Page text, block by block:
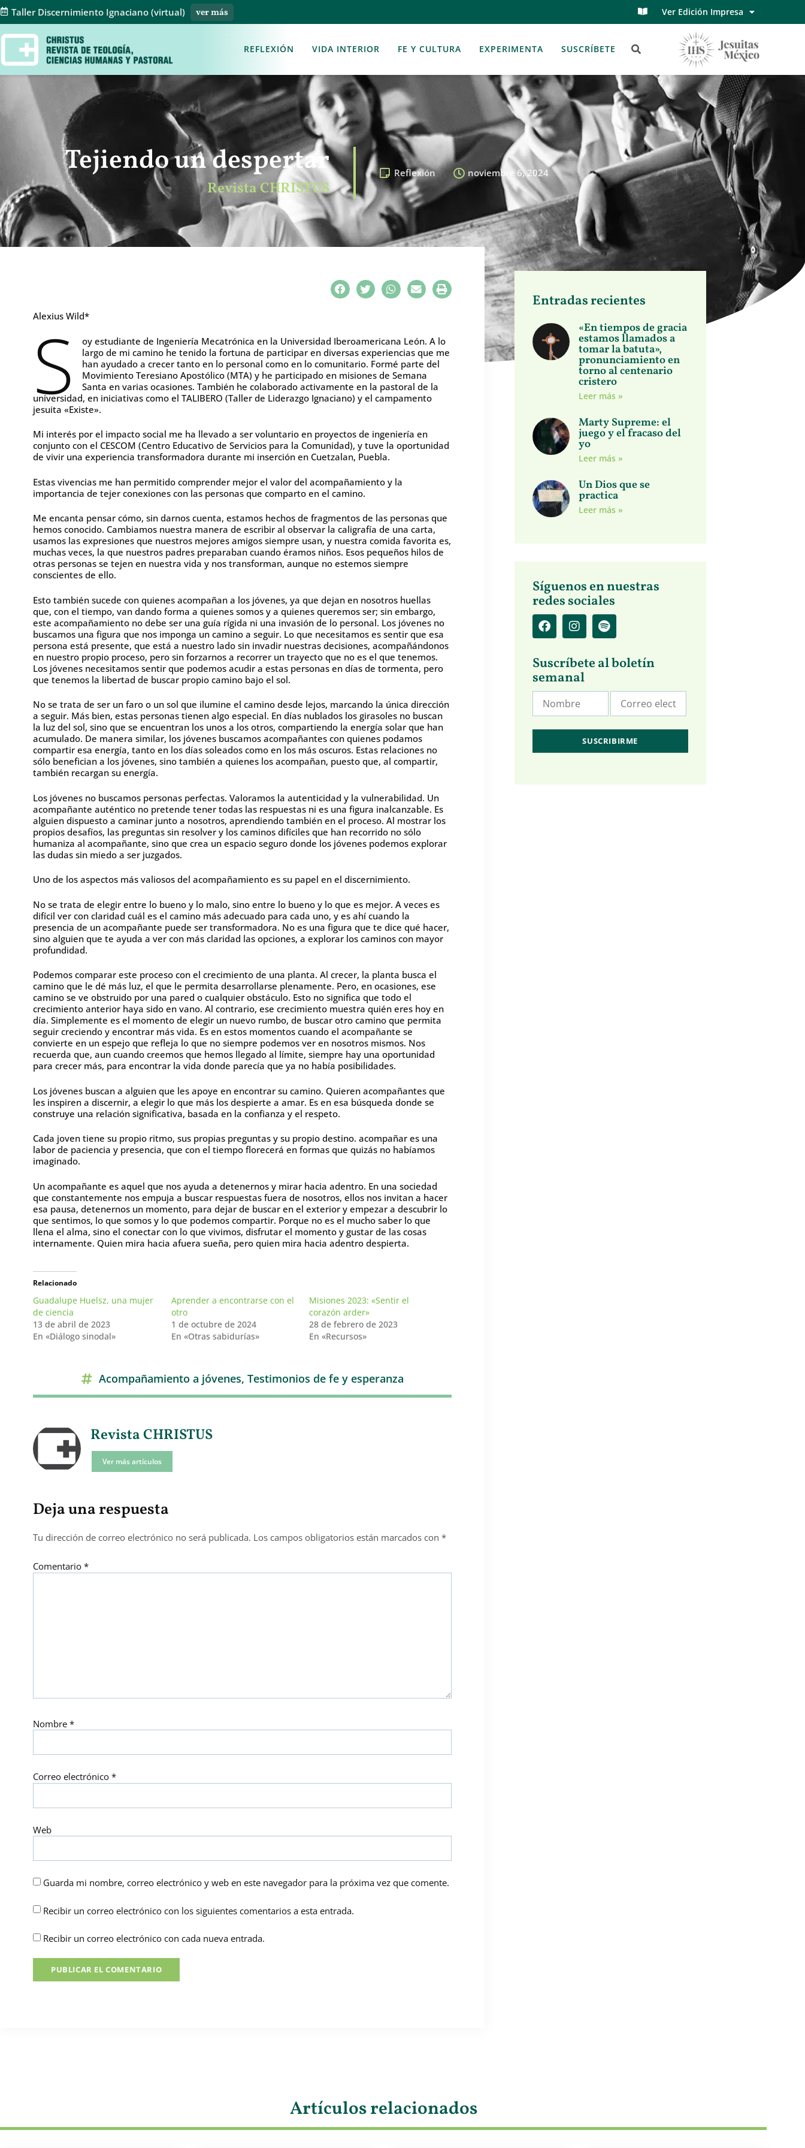
Taller Discernimiento Ignaciano (virtual) ver más Ver Edición Impresa
REFLEXIÓN VIDA INTERIOR FE Y CULTURA EXPERIMENTA SUSCRÍBETE
Tejiendo un despertar
Revista CHRISTUS
Reflexión noviembre 6, 2024
Alexius Wild*
S
oy estudiante de Ingeniería Mecatrónica en la Universidad Iberoamericana León. A lo
largo de mi camino he tenido la fortuna de participar en diversas experiencias que me
han ayudado a crecer tanto en lo personal como en lo comunitario. Formé parte del
Movimiento Teresiano Apostólico (MTA) y he participado en misiones de Semana
Santa en varias ocasiones. También he colaborado activamente en la pastoral de la
universidad, en iniciativas como el TALIBERO (Taller de Liderazgo Ignaciano) y el campamento
jesuita «Existe».
Mi interés por el impacto social me ha llevado a ser voluntario en proyectos de ingeniería en
conjunto con el CESCOM (Centro Educativo de Servicios para la Comunidad), y tuve la oportunidad
de vivir una experiencia transformadora durante mi inserción en Cuetzalan, Puebla.
Estas vivencias me han permitido comprender mejor el valor del acompañamiento y la
importancia de tejer conexiones con las personas que comparto en el camino.
Me encanta pensar cómo, sin darnos cuenta, estamos hechos de fragmentos de las personas que
hemos conocido. Cambiamos nuestra manera de escribir al observar la caligrafía de una carta,
usamos las expresiones que nuestros mejores amigos siempre usan, y nuestra comida favorita es,
muchas veces, la que nuestros padres preparaban cuando éramos niños. Esos pequeños hilos de
otras personas se tejen en nuestra vida y nos transforman, aunque no estemos siempre
conscientes de ello.
Esto también sucede con quienes acompañan a los jóvenes, ya que dejan en nosotros huellas
que, con el tiempo, van dando forma a quienes somos y a quienes queremos ser; sin embargo,
este acompañamiento no debe ser una guía rígida ni una invasión de lo personal. Los jóvenes no
buscamos una figura que nos imponga un camino a seguir. Lo que necesitamos es sentir que esa
persona está presente, que está a nuestro lado sin invadir nuestras decisiones, acompañándonos
en nuestro propio proceso, pero sin forzarnos a recorrer un trayecto que no es el que tenemos.
Los jóvenes necesitamos sentir que podemos acudir a estas personas en días de tormenta, pero
que tenemos la libertad de buscar propio camino bajo el sol.
No se trata de ser un faro o un sol que ilumine el camino desde lejos, marcando la única dirección
a seguir. Más bien, estas personas tienen algo especial. En días nublados los girasoles no buscan
la luz del sol, sino que se encuentran los unos a los otros, compartiendo la energía solar que han
acumulado. De manera similar, los jóvenes buscamos acompañantes con quienes podamos
compartir esa energía, tanto en los días soleados como en los más oscuros. Estas relaciones no
sólo benefician a los jóvenes, sino también a quienes los acompañan, puesto que, al compartir,
también recargan su energía.
Los jóvenes no buscamos personas perfectas. Valoramos la autenticidad y la vulnerabilidad. Un
acompañante auténtico no pretende tener todas las respuestas ni es una figura inalcanzable. Es
alguien dispuesto a caminar junto a nosotros, aprendiendo también en el proceso. Al mostrar los
propios desafíos, las preguntas sin resolver y los caminos difíciles que han recorrido no sólo
humaniza al acompañante, sino que crea un espacio seguro donde los jóvenes podemos explorar
las dudas sin miedo a ser juzgados.
Uno de los aspectos más valiosos del acompañamiento es su papel en el discernimiento.
No se trata de elegir entre lo bueno y lo malo, sino entre lo bueno y lo que es mejor. A veces es
difícil ver con claridad cuál es el camino más adecuado para cada uno, y es ahí cuando la
presencia de un acompañante puede ser transformadora. No es una figura que te dice qué hacer,
sino alguien que te ayuda a ver con más claridad las opciones, a explorar los caminos con mayor
profundidad.
Podemos comparar este proceso con el crecimiento de una planta. Al crecer, la planta busca el
camino que le dé más luz, el que le permita desarrollarse plenamente. Pero, en ocasiones, ese
camino se ve obstruido por una pared o cualquier obstáculo. Esto no significa que todo el
crecimiento anterior haya sido en vano. Al contrario, ese crecimiento muestra quién eres hoy en
día. Simplemente es el momento de elegir un nuevo rumbo, de buscar otro camino que permita
seguir creciendo y encontrar más vida. Es en estos momentos cuando el acompañante se
convierte en un espejo que refleja lo que no siempre podemos ver en nosotros mismos. Nos
recuerda que, aun cuando creemos que hemos llegado al límite, siempre hay una oportunidad
para crecer más, para encontrar la vida donde parecía que ya no había posibilidades.
Los jóvenes buscan a alguien que les apoye en encontrar su camino. Quieren acompañantes que
les inspiren a discernir, a elegir lo que más los despierte a amar. Es en esa búsqueda donde se
construye una relación significativa, basada en la confianza y el respeto.
Cada joven tiene su propio ritmo, sus propias preguntas y su propio destino. acompañar es una
labor de paciencia y presencia, que con el tiempo florecerá en formas que quizás no habíamos
imaginado.
Un acompañante es aquel que nos ayuda a detenernos y mirar hacia adentro. En una sociedad
que constantemente nos empuja a buscar respuestas fuera de nosotros, ellos nos invitan a hacer
esa pausa, detenernos un momento, para dejar de buscar en el exterior y empezar a descubrir lo
que sentimos, lo que somos y lo que podemos compartir. Porque no es el mucho saber lo que
llena el alma, sino el conectar con lo que vivimos, disfrutar el momento y gustar de las cosas
internamente. Quien mira hacia afuera sueña, pero quien mira hacia adentro despierta.
Relacionado
Guadalupe Huelsz, una mujer
de ciencia
13 de abril de 2023
En «Diálogo sinodal»
Aprender a encontrarse con el
otro
1 de octubre de 2024
En «Otras sabidurías»
Misiones 2023: «Sentir el
corazón arder»
28 de febrero de 2023
En «Recursos»
Acompañamiento a jóvenes, Testimonios de fe y esperanza
Revista CHRISTUS
Ver más artículos
Deja una respuesta
Tu dirección de correo electrónico no será publicada. Los campos obligatorios están marcados con *
Comentario *
Nombre *
Correo electrónico *
Web
Guarda mi nombre, correo electrónico y web en este navegador para la próxima vez que comente.
Recibir un correo electrónico con los siguientes comentarios a esta entrada.
Recibir un correo electrónico con cada nueva entrada.
Entradas recientes
«En tiempos de gracia
estamos llamados a
tomar la batuta»,
pronunciamiento en
torno al centenario
cristero
Leer más »
Marty Supreme: el
juego y el fracaso del
yo
Leer más »
Un Dios que se
practica
Leer más »
Síguenos en nuestras
redes sociales
Suscríbete al boletín
semanal
Artículos relacionados